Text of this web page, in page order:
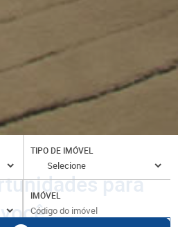
TIPO DE IMÓVEL
IMÓVEL
você